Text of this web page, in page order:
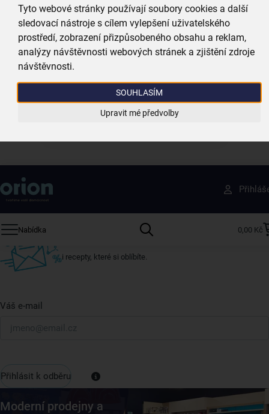
Tyto webové stránky používají soubory cookies a další
sledovací nástroje s cílem vylepšení uživatelského
prostředí, zobrazení přizpůsobeného obsahu a reklam,
analýzy návštěvnosti webových stránek a zjištění zdroje
návštěvnosti.
SOUHLASÍM
Upravit mé předvolby
Plážová taška 47x16 cm
Vložit do košíku
Nabídka 0,00 Kč
Získejte rady, recepty a tipy na slevy dřív než
ostatní
Přihlaste se k odběru našeho newsletteru.
i recepty, které si oblíbíte.
Váš e-mail
Přihlásit k odběru
Moderní prodejny a